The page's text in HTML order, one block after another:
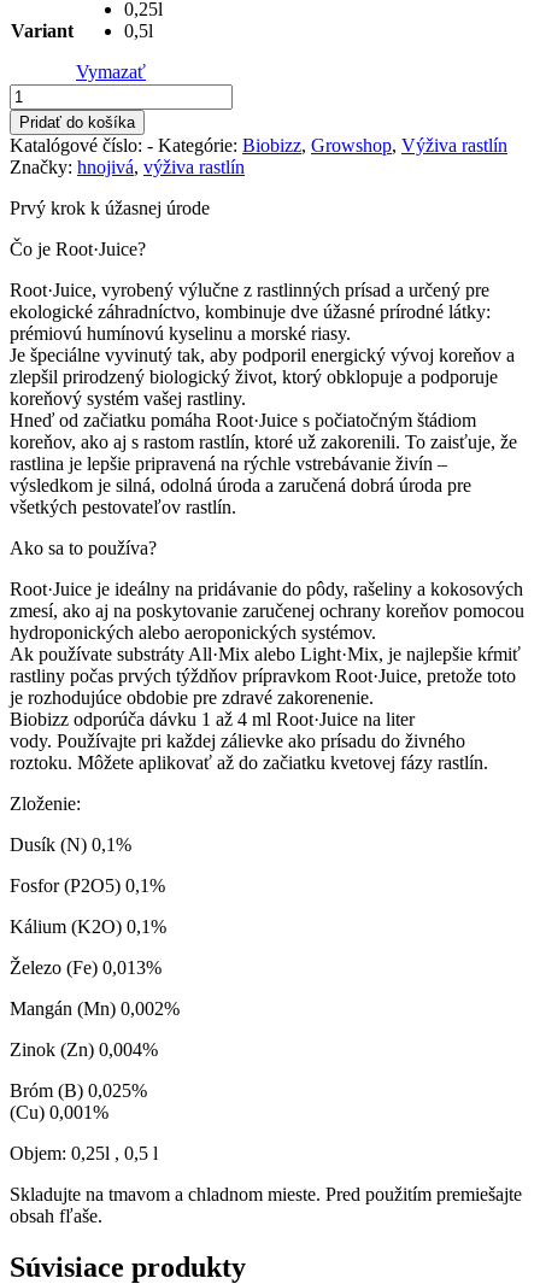
through
27,00 €
Variant
0,25l
0,5l
Vymazať
množstvo
Biobizz
Root
juice
Pridať do košíka
Katalógové číslo: - Kategórie: Biobizz, Growshop, Výživa rastlín
Značky: hnojivá, výživa rastlín
Prvý krok k úžasnej úrode
Čo je Root·Juice?
Root·Juice, vyrobený výlučne z rastlinných prísad a určený pre
ekologické záhradníctvo, kombinuje dve úžasné prírodné látky:
prémiovú humínovú kyselinu a morské riasy.
Je špeciálne vyvinutý tak, aby podporil energický vývoj koreňov a
zlepšil prirodzený biologický život, ktorý obklopuje a podporuje
koreňový systém vašej rastliny.
Hneď od začiatku pomáha Root·Juice s počiatočným štádiom
koreňov, ako aj s rastom rastlín, ktoré už zakorenili. To zaisťuje, že
rastlina je lepšie pripravená na rýchle vstrebávanie živín –
výsledkom je silná, odolná úroda a zaručená dobrá úroda pre
všetkých pestovateľov rastlín.
Ako sa to používa?
Root·Juice je ideálny na pridávanie do pôdy, rašeliny a kokosových
zmesí, ako aj na poskytovanie zaručenej ochrany koreňov pomocou
hydroponických alebo aeroponických systémov.
Ak používate substráty All·Mix alebo Light·Mix, je najlepšie kŕmiť
rastliny počas prvých týždňov prípravkom Root·Juice, pretože toto
je rozhodujúce obdobie pre zdravé zakorenenie.
Biobizz odporúča dávku 1 až 4 ml Root·Juice na liter
vody. Používajte pri každej zálievke ako prísadu do živného
roztoku. Môžete aplikovať až do začiatku kvetovej fázy rastlín.
Zloženie:
Dusík (N) 0,1%
Fosfor (P2O5) 0,1%
Kálium (K2O) 0,1%
Železo (Fe) 0,013%
Mangán (Mn) 0,002%
Zinok (Zn) 0,004%
Bróm (B) 0,025%
(Cu) 0,001%
Objem: 0,25l , 0,5 l
Skladujte na tmavom a chladnom mieste. Pred použitím premiešajte
obsah fľaše.
Súvisiace produkty